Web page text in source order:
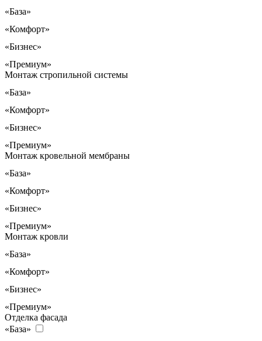
«База»
«Комфорт»
«Бизнес»
«Премиум»
Монтаж стропильной системы
«База»
«Комфорт»
«Бизнес»
«Премиум»
Монтаж кровельной мембраны
«База»
«Комфорт»
«Бизнес»
«Премиум»
Монтаж кровли
«База»
«Комфорт»
«Бизнес»
«Премиум»
Отделка фасада
«База»